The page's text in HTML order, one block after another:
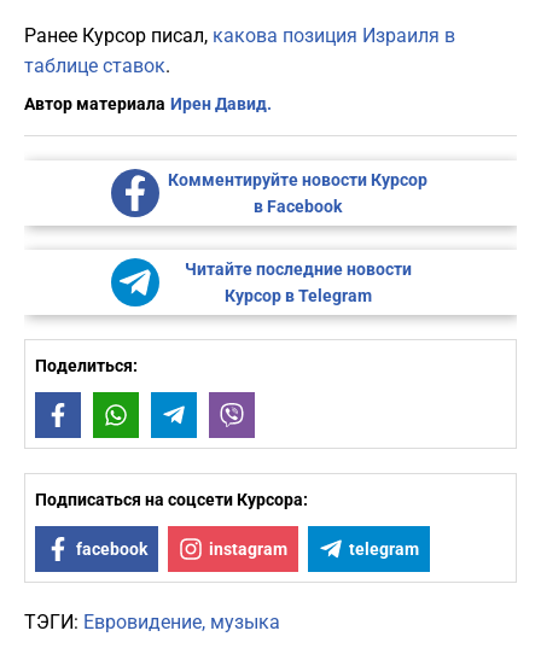
Ранее Курсор писал, какова позиция Израиля в
таблице ставок.
Автор материала Ирен Давид.
Комментируйте новости Курсор
в Facebook
Читайте последние новости
Курсор в Telegram
Поделиться:
FacebookWhatsAppTelegram
Подписаться на соцсети Курсора:
facebook instagram telegram
ТЭГИ: Евровидение музыка